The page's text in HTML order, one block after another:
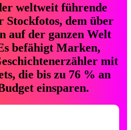
weltweit führende
dem über
auf der ganzen Welt
befähigt Marken,
mit
die bis zu 76 % an
einsparen.